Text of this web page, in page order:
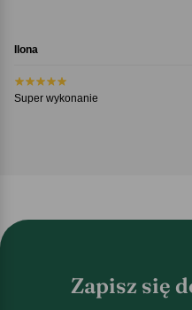
Ilona
Super wykonanie
Zapisz się